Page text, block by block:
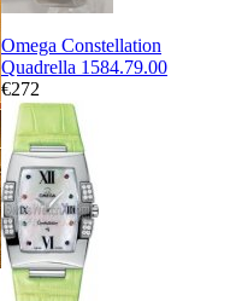
Omega Constellation
Quadrella 1584.79.00
€272